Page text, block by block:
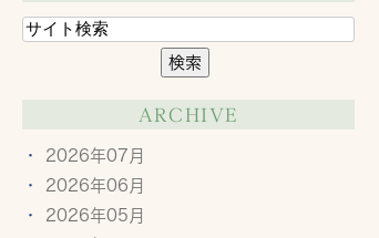
ARCHIVE
2026年07月
2026年06月
2026年05月